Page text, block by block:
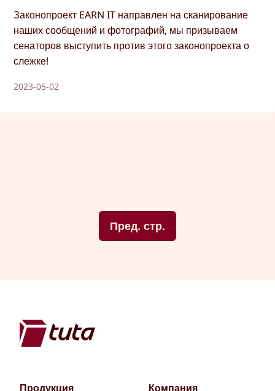
Законопроект EARN IT направлен на сканирование
наших сообщений и фотографий, мы призываем
сенаторов выступить против этого законопроекта о
слежке!
2023-05-02
Пред. стр.
Продукция
Компания